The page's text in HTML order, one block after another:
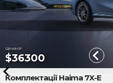
Цена от
$36300
Комплектації Haima 7X-E